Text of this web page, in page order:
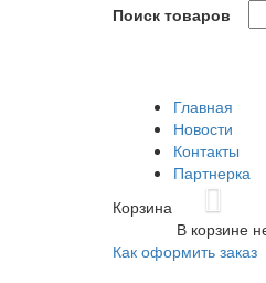
Поиск товаров
Главная
Новости
Контакты
Партнерка
Корзина
В корзине
Как оформить заказ